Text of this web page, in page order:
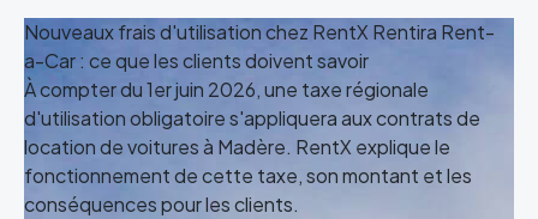
Nouveaux frais d'utilisation chez RentX Rentira Rent-
a-Car : ce que les clients doivent savoir
À compter du 1er juin 2026, une taxe régionale
d'utilisation obligatoire s'appliquera aux contrats de
location de voitures à Madère. RentX explique le
fonctionnement de cette taxe, son montant et les
conséquences pour les clients.